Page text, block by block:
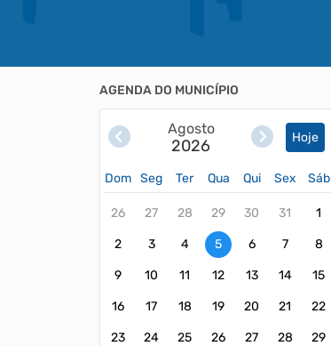
AGENDA DO MUNICÍPIO
Agosto
2026 Hoje
Dom Seg Ter Qua Qui Sex Sáb
26 27 28 29 30 31 1
2 3 4 5 6 7 8
9 10 11 12 13 14 15
16 17 18 19 20 21 22
23 24 25 26 27 28 29